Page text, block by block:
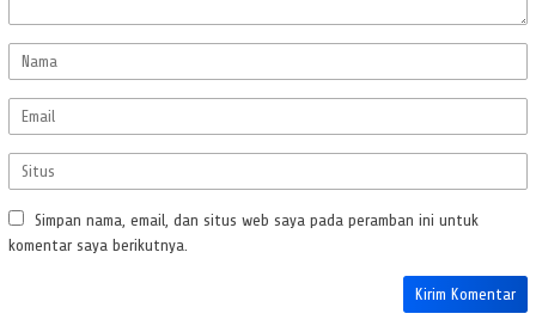
Simpan nama, email, dan situs web saya pada peramban ini untuk
komentar saya berikutnya.